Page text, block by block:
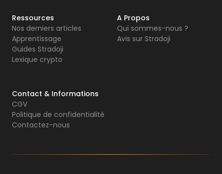
Ressources
Nos derniers articles
Apprentissage
Guides Stradoji
Lexique crypto
A Propos
Qui sommes-nous ?
Avis sur Stradoji
Contact & Informations
CGV
Politique de confidentialité
Contactez-nous